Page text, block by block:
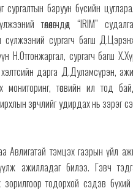
сургалтын баруун бүсийн
төлөөлөгчдөд “IRIM”
сүлжээний сургагч багш
Н.Отгонжаргал, сургагч багш
дарга Д.Дуламсүрэн,
мониторинг, төсвийн ил тод
зөрчлийг удирдах нь зэрэг
Авлигатай тэмцэх газрын үйл
ажилладаг билээ. Гэвч
тодорхой сэдэв